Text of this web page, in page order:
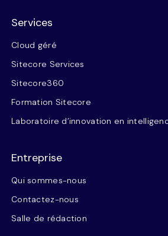
Services
Cloud géré
Sitecore Services
Sitecore360
Formation Sitecore
Laboratoire d’innovation en
Entreprise
Qui sommes-nous
Contactez-nous
Salle de rédaction